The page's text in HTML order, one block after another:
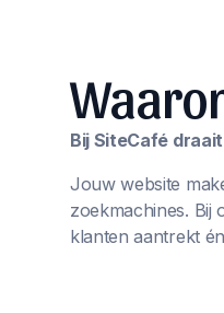
Bij SiteCafé
Jouw website
zoekmachines. Bij
klanten aantrekt